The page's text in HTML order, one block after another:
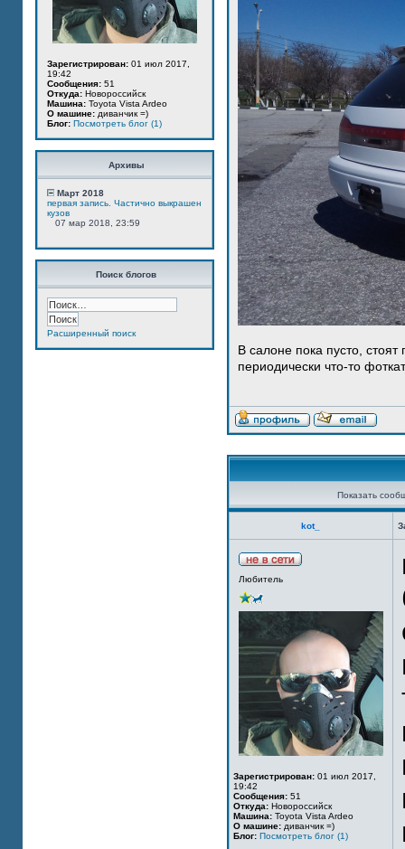
Зарегистрирован: 01 июл 2017,
19:42
Сообщения: 51
Откуда: Новороссийск
Машина: Toyota Vista Ardeo
О машине: диванчик =)
Блог: Посмотреть блог (1)
Архивы
Март 2018
первая запись. Частично выкрашен
кузов
07 мар 2018, 23:59
Поиск блогов
Расширенный поиск
В салоне пока пусто,
периодически что-то
Показать
kot_
Любитель
Зарегистрирован: 01 июл 2017,
19:42
Сообщения: 51
Откуда: Новороссийск
Машина: Toyota Vista Ardeo
О машине: диванчик =)
Блог: Посмотреть блог (1)